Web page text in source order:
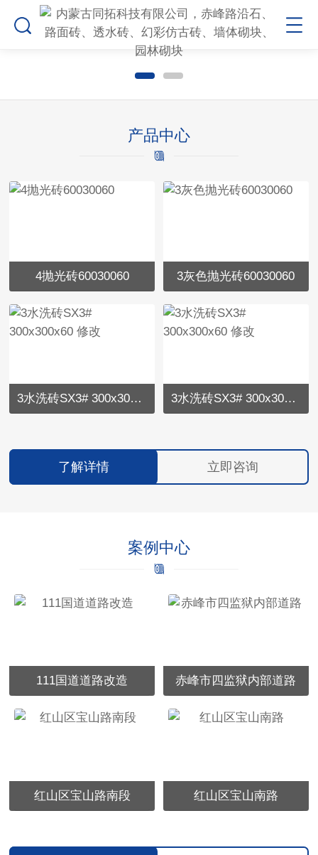
产品中心
4抛光砖60030060 3灰色抛光砖60030060
3水洗砖SX3# 300x300x60 修改 3水洗砖SX3# 300x300x60 修改
了解详情 立即咨询
案例中心
111国道道路改造 赤峰市四监狱内部道路
红山区宝山路南段 红山区宝山南路